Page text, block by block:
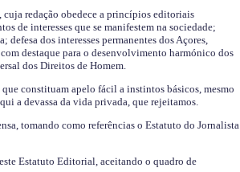
redação obedece a princípios editoriais
de interesses que se manifestem na sociedade;
dos interesses permanentes dos Açores,
destaque para o desenvolvimento harmónico dos
dos Direitos de Homem.
constituam apelo fácil a instintos básicos, mesmo
a devassa da vida privada, que rejeitamos.
tomando como referências o Estatuto do Jornalista
Estatuto Editorial, aceitando o quadro de